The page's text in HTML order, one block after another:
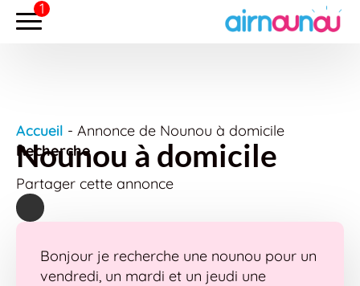
Accueil - Annonce de Nounou à domicile
Recherche
Nounou à domicile
Partager cette annonce
Bonjour je recherche une nounou pour un
vendredi, un mardi et un jeudi une